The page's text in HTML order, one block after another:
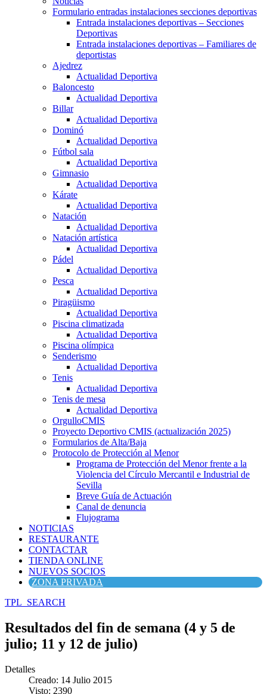
Formulario entradas instalaciones secciones deportivas
Entrada instalaciones deportivas – Secciones
Deportivas
Entrada instalaciones deportivas – Familiares de
deportistas
Ajedrez
Actualidad Deportiva
Baloncesto
Actualidad Deportiva
Billar
Actualidad Deportiva
Dominó
Actualidad Deportiva
Fútbol sala
Actualidad Deportiva
Gimnasio
Actualidad Deportiva
Kárate
Actualidad Deportiva
Natación
Actualidad Deportiva
Natación artística
Actualidad Deportiva
Pádel
Actualidad Deportiva
Pesca
Actualidad Deportiva
Piragüismo
Actualidad Deportiva
Piscina climatizada
Actualidad Deportiva
Piscina olímpica
Senderismo
Actualidad Deportiva
Tenis
Actualidad Deportiva
Tenis de mesa
Actualidad Deportiva
OrgulloCMIS
Proyecto Deportivo CMIS (actualización 2025)
Formularios de Alta/Baja
Protocolo de Protección al Menor
Programa de Protección del Menor frente a la
Violencia del Círculo Mercantil e Industrial de
Sevilla
Breve Guía de Actuación
Canal de denuncia
Flujograma
NOTICIAS
RESTAURANTE
CONTACTAR
TIENDA ONLINE
NUEVOS SOCIOS
ZONA PRIVADA
TPL_SEARCH
Resultados del fin de semana (4 y 5 de
julio; 11 y 12 de julio)
Detalles
Creado: 14 Julio 2015
Visto: 2390